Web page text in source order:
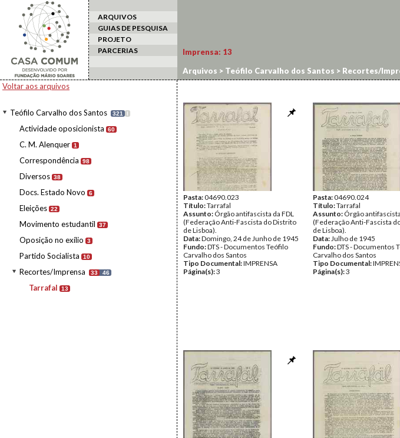
ARQUIVOS
GUIAS DE PESQUISA
PROJETO
PARCERIAS
Voltar aos arquivos
Teófilo Carvalho dos Santos 321 I
Actividade oposicionista 60
C. M. Alenquer 1
Correspondência 98
Diversos 38
Docs. Estado Novo 6
Eleições 22
Movimento estudantil 37
Oposição no exílio 3
Partido Socialista 10
Recortes/Imprensa 33 46
Tarrafal 13
Imprensa: 13
Arquivos > Teófilo Carvalho dos Santos > Recortes/
Pasta:04690.023
Título:Tarrafal
Assunto: Órgão antifascista da FDL
(Federação Anti-Fascista do Distrito
de Lisboa).
Data:Domingo, 24 de Junho de 1945
Fundo:DTS - Documentos Teófilo
Carvalho dos Santos
Tipo Documental:IMPRENSA
Página(s):3
Pasta:04690.024
Título:Tarrafal
Assunto: Órgão
(Federação Anti-Fascista
de Lisboa).
Data:Julho de 1945
Fundo:DTS - Documentos
Carvalho dos Santos
Tipo Documental:
Página(s):3